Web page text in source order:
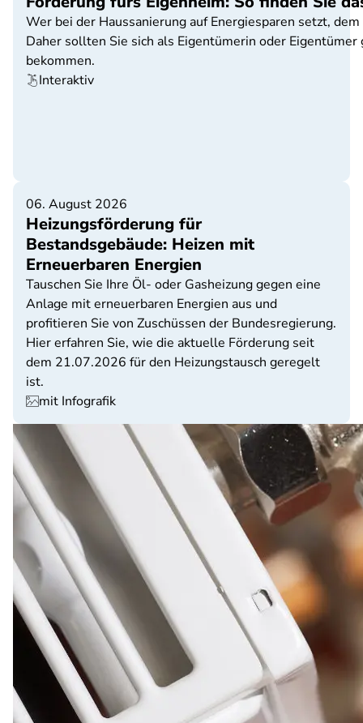
Wer bei der Haussanierung auf Energiesparen setzt,
Daher sollten Sie sich als Eigentümerin oder
bekommen.
Interaktiv
06. August 2026
Heizungsförderung für
Bestandsgebäude: Heizen mit
Erneuerbaren Energien
Tauschen Sie Ihre Öl- oder Gasheizung gegen eine
Anlage mit erneuerbaren Energien aus und
profitieren Sie von Zuschüssen der Bundesregierung.
Hier erfahren Sie, wie die aktuelle Förderung seit
dem 21.07.2026 für den Heizungstausch geregelt
ist.
mit Infografik